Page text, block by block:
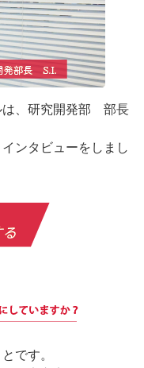
は、研究開発部 部長
ンタビューをしまし
です。